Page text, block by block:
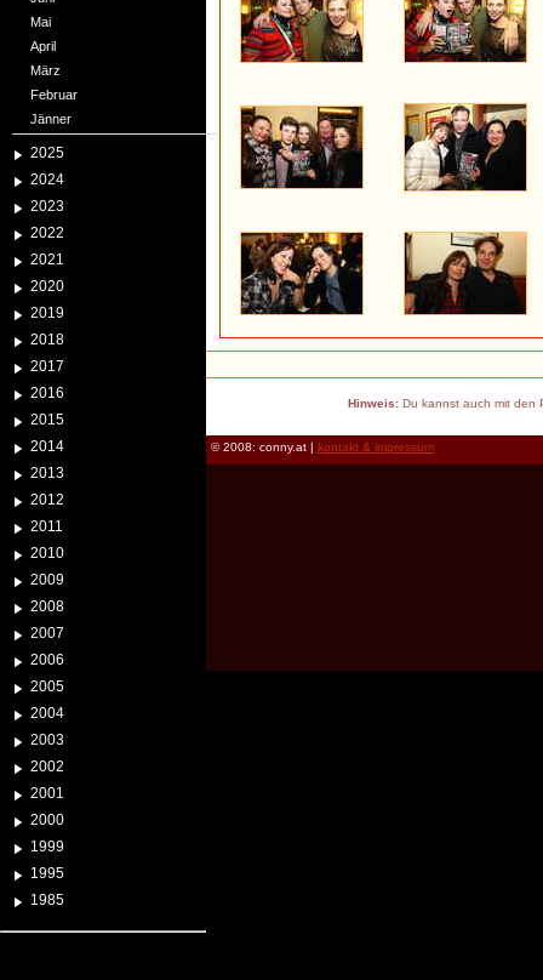
Mai
April
März
Februar
Jänner
2025
2024
2023
2022
2021
2020
2019
2018
2017
2016
2015
2014
2013
2012
2011
2010
2009
2008
2007
2006
2005
2004
2003
2002
2001
2000
1999
1995
1985
Hinweis:Du kannst auch mit den
© 2008: conny.at | kontakt & impressum